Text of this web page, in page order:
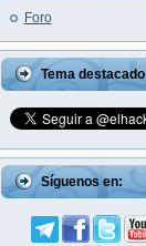
Foro
Tema destacado
Síguenos en: